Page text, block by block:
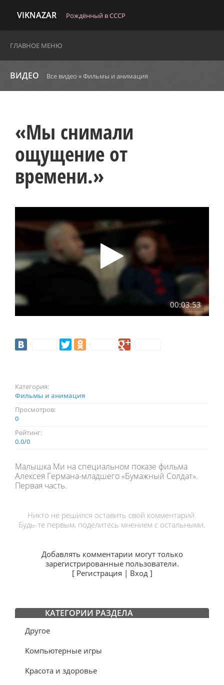
VIKNAZAR Рождённый в СССР
ГЛАВНОЕ МЕНЮ
ВИДЕО Все видео »Фильмы и анимация
«Мы снимали
ощущение от
времени.»
00:03:53
Категория:
Фильмы и анимация
Просмотров:
0
Рейтинг:
0.0/0
Малышка Ми на специальном показе фильма
Алексея Германа-младшего «Бумажный Солдат».
Первая часть.
Никто не решился оставить свой комментарий.
Будь-те первым, поделитесь мнением с остальными.
Добавлять комментарии могут только
зарегистрированные пользователи.
[ Регистрация | Вход]
КАТЕГОРИИ РАЗДЕЛА
Другое
Компьютерные игры
Красота и здоровье